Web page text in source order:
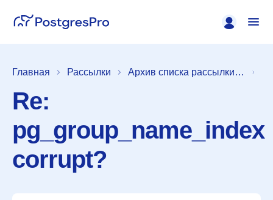
Главная Рассылки Архив списка рассылки [pgsql-hackers]
Re:
pg_group_name_index
corrupt?